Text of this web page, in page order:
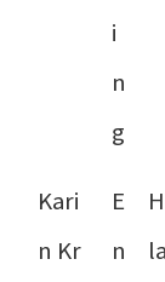
i
n
g
Kari
n Kr
E
n